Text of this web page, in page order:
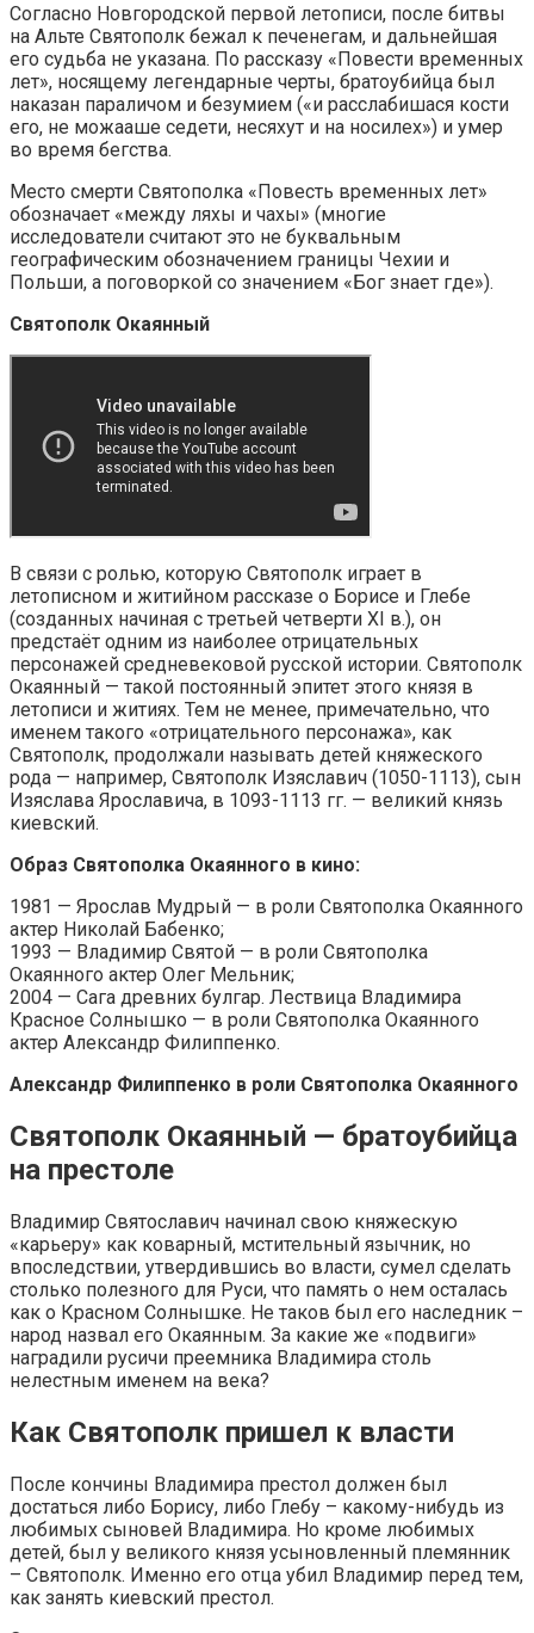
Согласно Новгородской первой летописи, после битвы
на Альте Святополк бежал к печенегам, и дальнейшая
его судьба не указана. По рассказу «Повести временных
лет», носящему легендарные черты, братоубийца был
наказан параличом и безумием («и расслабишася кости
его, не можааше седети, несяхут и на носилех») и умер
во время бегства.
Место смерти Святополка «Повесть временных лет»
обозначает «между ляхы и чахы» (многие
исследователи считают это не буквальным
географическим обозначением границы Чехии и
Польши, а поговоркой со значением «Бог знает где»).
Святополк Окаянный
В связи с ролью, которую Святополк играет в
летописном и житийном рассказе о Борисе и Глебе
(созданных начиная с третьей четверти XI в.), он
предстаёт одним из наиболее отрицательных
персонажей средневековой русской истории. Святополк
Окаянный — такой постоянный эпитет этого князя в
летописи и житиях. Тем не менее, примечательно, что
именем такого «отрицательного персонажа», как
Святополк, продолжали называть детей княжеского
рода — например, Святополк Изяславич (1050-1113), сын
Изяслава Ярославича, в 1093-1113 гг. — великий князь
киевский.
Образ Святополка Окаянного в кино:
1981 — Ярослав Мудрый — в роли Святополка Окаянного
актер Николай Бабенко;
1993 — Владимир Святой — в роли Святополка
Окаянного актер Олег Мельник;
2004 — Сага древних булгар. Лествица Владимира
Красное Солнышко — в роли Святополка Окаянного
актер Александр Филиппенко.
Александр Филиппенко в роли Святополка Окаянного
Святополк Окаянный — братоубийца
на престоле
Владимир Святославич начинал свою княжескую
«карьеру» как коварный, мстительный язычник, но
впоследствии, утвердившись во власти, сумел сделать
столько полезного для Руси, что память о нем осталась
как о Красном Солнышке. Не таков был его наследник –
народ назвал его Окаянным. За какие же «подвиги»
наградили русичи преемника Владимира столь
нелестным именем на века?
Как Святополк пришел к власти
После кончины Владимира престол должен был
достаться либо Борису, либо Глебу – какому-нибудь из
любимых сыновей Владимира. Но кроме любимых
детей, был у великого князя усыновленный племянник
– Святополк. Именно его отца убил Владимир перед тем,
как занять киевский престол.